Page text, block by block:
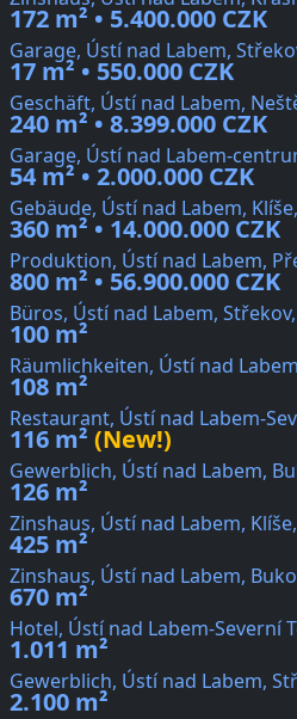
172 m² • 5.400.000 CZK
Garage, Ústí nad Labem,
17 m² • 550.000 CZK
Geschäft, Ústí nad Labem,
240 m² • 8.399.000 CZK
Garage, Ústí nad Labem-
54 m² • 2.000.000 CZK
Gebäude, Ústí nad Labem,
360 m² • 14.000.000 CZK
Produktion, Ústí nad Labem,
800 m² • 56.900.000 CZK
Büros, Ústí nad Labem,
100 m²
Räumlichkeiten, Ústí nad
108 m²
Restaurant, Ústí nad Labem-
116 m² (New!)
Gewerblich, Ústí nad Labem,
126 m²
Zinshaus, Ústí nad Labem,
425 m²
Zinshaus, Ústí nad Labem,
670 m²
Hotel, Ústí nad Labem-Severní
1.011 m²
Gewerblich, Ústí nad Labem,
2.100 m²